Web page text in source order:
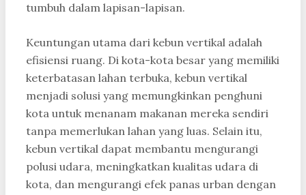
tumbuh dalam lapisan-lapisan.
Keuntungan utama dari kebun vertikal adalah
efisiensi ruang. Di kota-kota besar yang memiliki
keterbatasan lahan terbuka, kebun vertikal
menjadi solusi yang memungkinkan penghuni
kota untuk menanam makanan mereka sendiri
tanpa memerlukan lahan yang luas. Selain itu,
kebun vertikal dapat membantu mengurangi
polusi udara, meningkatkan kualitas udara di
kota, dan mengurangi efek panas urban dengan